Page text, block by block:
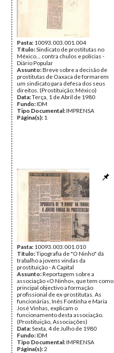
Pasta: 10093.003.001.004
Título:Sindicato de prostitutas no
México... contra chulos e polícias -
Diário Popular
Assunto:Breve sobre a decisão de
prostitutas de Oaxaca de formarem
um sindicato para defesa dos seus
direitos. (Prostituição; México)
Data:Terça, 1 de Abril de 1980
Fundo:IDM
Tipo Documental:IMPRENSA
Página(s): 1
Pasta: 10093.003.001.010
Título:Tipografia de "O Ninho" dá
trabalho a jovens vindas da
prostituição - A Capital
Assunto:Reportagem sobre a
associação «O Ninho», que tem como
principal objectivo a formação
profissional de ex-prostitutas. As
funcionárias, Inês Fontinha e Maria
José Vinhas, explicam o
funcionamento desta associação.
(Prostituição, Associações)
Data:Sexta, 4 de Julho de 1980
Fundo:IDM
Tipo Documental:IMPRENSA
Página(s):2